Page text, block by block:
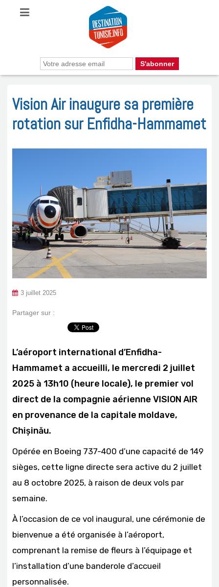
Vision Air inaugure sa première
rotation sur Enfidha-Hammamet
3 juillet 2025
Partager sur :
L’aéroport international d’Enfidha-
Hammamet a accueilli, le mercredi 2 juillet
2025 à 13h10 (heure locale), le premier vol
direct de la compagnie aérienne VISION AIR
en provenance de la capitale moldave,
Chișinău.
Opérée en Boeing 737-400 d’une capacité de 149
sièges, cette ligne directe sera active du 2 juillet
au 8 octobre 2025, à raison de deux vols par
semaine.
À l’occasion de ce vol inaugural, une cérémonie de
bienvenue a été organisée à l’aéroport,
comprenant la remise de fleurs à l’équipage et
l’installation d’une banderole d’accueil
personnalisée.